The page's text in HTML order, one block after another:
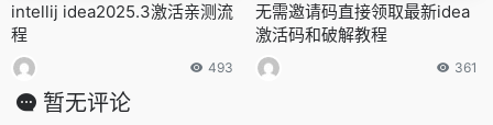
intellij idea2025.3激活亲测流
程
493
无需邀请码直接领取最新idea
激活码和破解教程
361
暂无评论